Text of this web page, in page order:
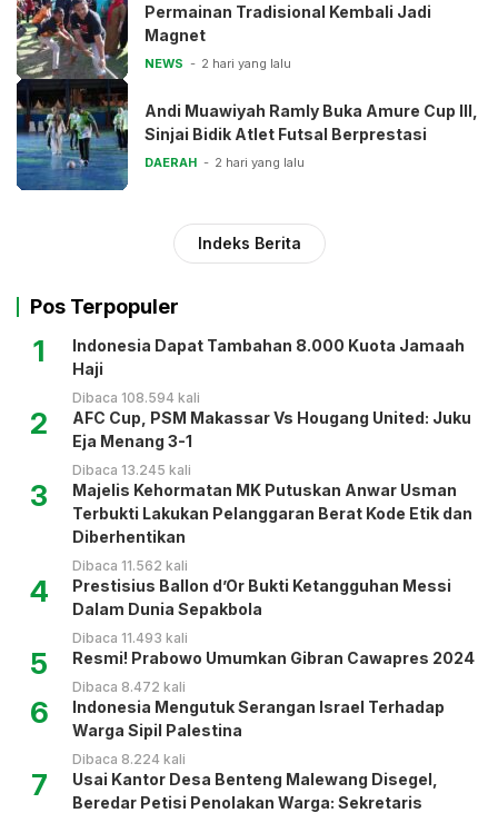
Permainan Tradisional Kembali Jadi
Magnet
NEWS 2 hari yang lalu
Andi Muawiyah Ramly Buka Amure Cup III,
Sinjai Bidik Atlet Futsal Berprestasi
DAERAH 2 hari yang lalu
Indeks Berita
Pos Terpopuler
1
Indonesia Dapat Tambahan 8.000 Kuota Jamaah
Haji
Dibaca 108.594 kali
2
AFC Cup, PSM Makassar Vs Hougang United: Juku
Eja Menang 3-1
Dibaca 13.245 kali
3
Majelis Kehormatan MK Putuskan Anwar Usman
Terbukti Lakukan Pelanggaran Berat Kode Etik dan
Diberhentikan
Dibaca 11.562 kali
4
Prestisius Ballon d’Or Bukti Ketangguhan Messi
Dalam Dunia Sepakbola
Dibaca 11.493 kali
5 Resmi! Prabowo Umumkan Gibran Cawapres 2024
Dibaca 8.472 kali
6
Indonesia Mengutuk Serangan Israel Terhadap
Warga Sipil Palestina
Dibaca 8.224 kali
7
Usai Kantor Desa Benteng Malewang Disegel,
Beredar Petisi Penolakan Warga: Sekretaris